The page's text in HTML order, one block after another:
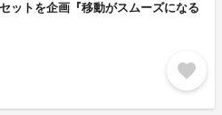
ットを企画『移動がスムーズになる
favorite